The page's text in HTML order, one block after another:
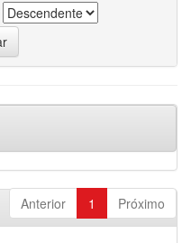
Anterior 1 Próximo